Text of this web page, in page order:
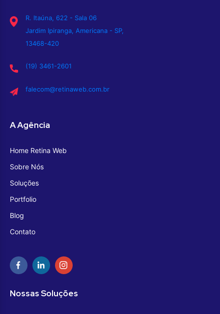
R. Itaúna, 622 - Sala 06
Jardim Ipiranga, Americana - SP,
13468-420
(19) 3461-2601
falecom@retinaweb.com.br
A Agência
Home Retina Web
Sobre Nós
Soluções
Portfolio
Blog
Contato
Nossas Soluções